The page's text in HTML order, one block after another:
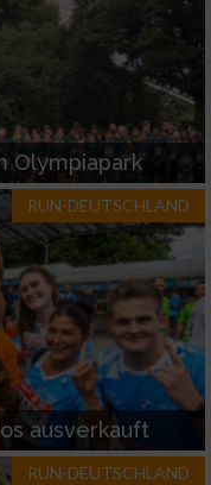
Olympiapark
RUN-DEUTSCHLAND
ausverkauft
RUN-DEUTSCHLAND